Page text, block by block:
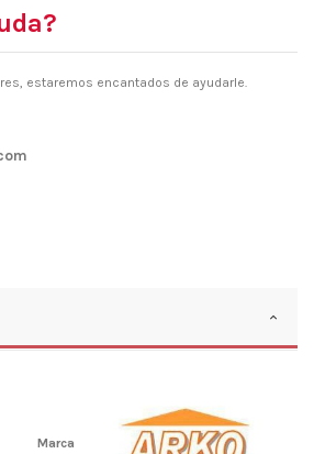
estaremos encantados de ayudarle.
Marca